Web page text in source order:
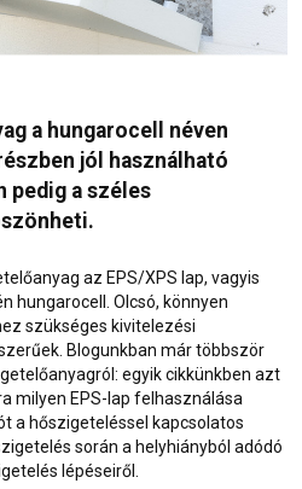
a hungarocell néven
jól használható
pedig a széles
az EPS/XPS lap, vagyis
hungarocell. Olcsó, könnyen
szükséges kivitelezési
Blogunkban már többször
egyik cikkünkben azt
milyen EPS-lap felhasználása
a hőszigeteléssel kapcsolatos
során a helyhiányból adódó
lépéseiről.